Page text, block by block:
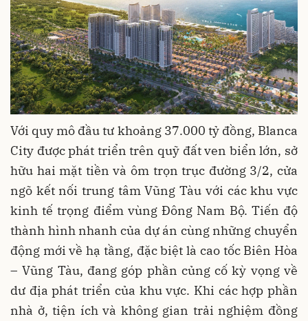
Với quy mô đầu tư khoảng 37.000 tỷ đồng, Blanca
City được phát triển trên quỹ đất ven biển lớn, sở
hữu hai mặt tiền và ôm trọn trục đường 3/2, cửa
ngõ kết nối trung tâm Vũng Tàu với các khu vực
kinh tế trọng điểm vùng Đông Nam Bộ. Tiến độ
thành hình nhanh của dự án cùng những chuyển
động mới về hạ tầng, đặc biệt là cao tốc Biên Hòa
– Vũng Tàu, đang góp phần củng cố kỳ vọng về
dư địa phát triển của khu vực. Khi các hợp phần
nhà ở, tiện ích và không gian trải nghiệm đồng